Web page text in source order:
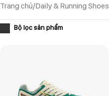
Trang chủ Daily & Running Shoes